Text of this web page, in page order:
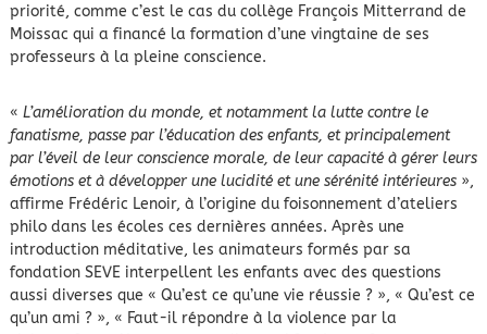
priorité, comme c’est le cas du collège François Mitterrand de
Moissac qui a financé la formation d’une vingtaine de ses
professeurs à la pleine conscience.
« L’amélioration du monde, et notamment la lutte contre le
fanatisme, passe par l’éducation des enfants, et principalement
par l’éveil de leur conscience morale, de leur capacité à gérer leurs
émotions et à développer une lucidité et une sérénité intérieures»,
affirme Frédéric Lenoir, à l’origine du foisonnement d’ateliers
philo dans les écoles ces dernières années. Après une
introduction méditative, les animateurs formés par sa
fondation SEVE interpellent les enfants avec des questions
aussi diverses que « Qu’est ce qu’une vie réussie ? », « Qu’est ce
qu’un ami ? », « Faut-il répondre à la violence par la